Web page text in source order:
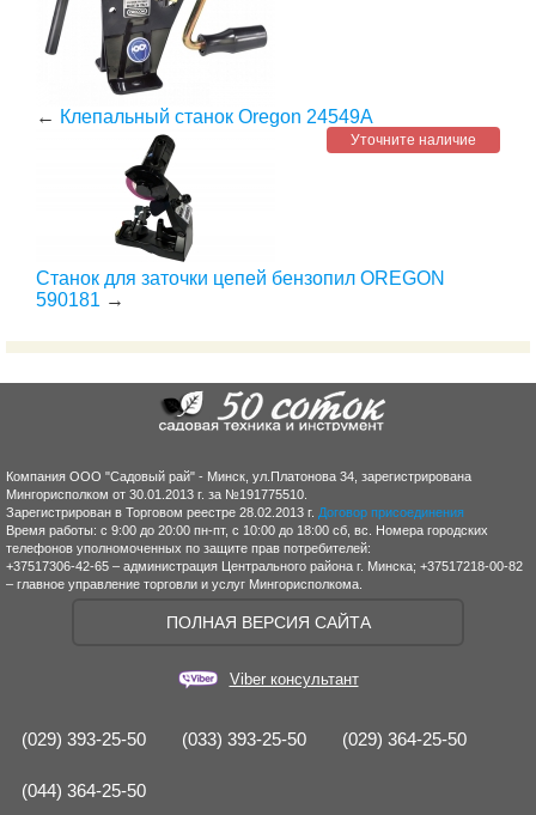
← Клепальный станок Oregon 24549A
Уточните наличие
Станок для заточки цепей бензопил OREGON
590181 →
Компания ООО "Садовый рай" - Минск, ул.Платонова 34, зарегистрирована
Мингорисполком от 30.01.2013 г. за №191775510.
Зарегистрирован в Торговом реестре 28.02.2013 г. Договор присоединения
Время работы: с 9:00 до 20:00 пн-пт, с 10:00 до 18:00 сб, вс. Номера городских
телефонов уполномоченных по защите прав потребителей:
+37517306-42-65 – администрация Центрального района г. Минска; +37517218-00-82
– главное управление торговли и услуг Мингорисполкома.
ПОЛНАЯ ВЕРСИЯ САЙТА
Viber консультант
(029) 393-25-50 (033) 393-25-50 (029) 364-25-50
(044) 364-25-50